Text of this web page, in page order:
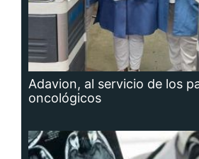
Adavion, al servicio de los
oncológicos